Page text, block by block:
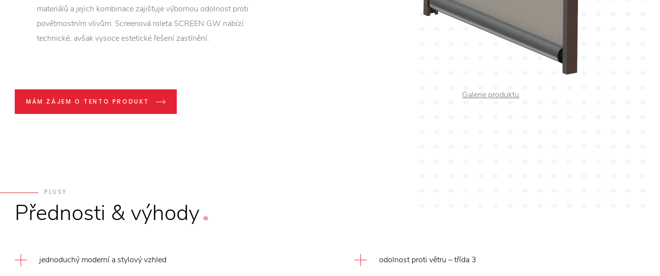
Galerie produktu
materiálů a jejich kombinace zajišťuje výbornou odolnost proti
povětrnostním vlivům. Screenová roleta SCREEN GW nabízí
technické, avšak vysoce estetické řešení zastínění.
MÁM ZÁJEM O TENTO PRODUKT
PLUSY
Přednosti &výhody
jednoduchý moderní a stylový vzhled odolnost proti větru – třída 3